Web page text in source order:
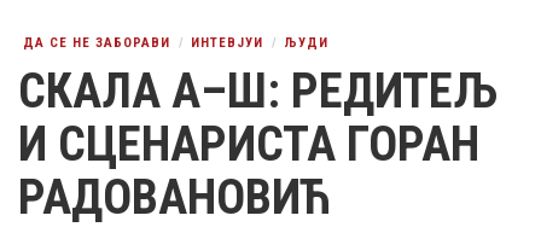
ДА СЕ НЕ ЗАБОРАВИ ИНТЕВЈУИ ЉУДИ
СКАЛА А–Ш: РЕДИТЕЉ
И СЦЕНАРИСТА ГОРАН
РАДОВАНОВИЋ